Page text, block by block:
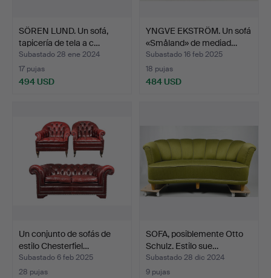
SÖREN LUND. Un sofá,
tapicería de tela a c…
Subastado 28 ene 2024
17 pujas
494 USD
YNGVE EKSTRÖM. Un sofá
«Småland» de mediad…
Subastado 16 feb 2025
18 pujas
484 USD
Un conjunto de sofás de
estilo Chesterfiel…
Subastado 6 feb 2025
28 pujas
SOFA, posiblemente Otto
Schulz. Estilo sue…
Subastado 28 dic 2024
9 pujas